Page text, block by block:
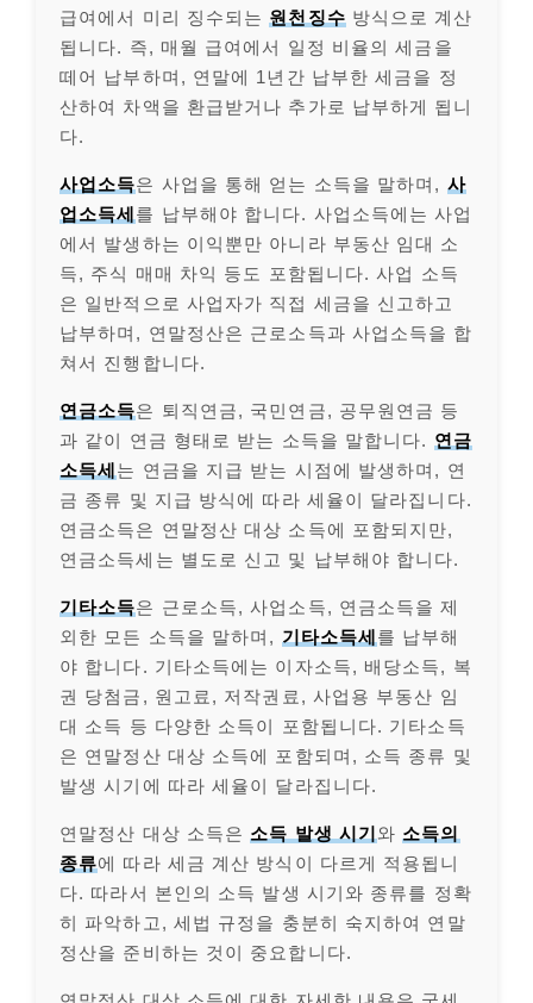
급여에서 미리 징수되는 원천징수 방식으로 계산
됩니다. 즉, 매월 급여에서 일정 비율의 세금을
떼어 납부하며, 연말에 1년간 납부한 세금을 정
산하여 차액을 환급받거나 추가로 납부하게 됩니
다.
사업소득은 사업을 통해 얻는 소득을 말하며, 사
업소득세 를 납부해야 합니다. 사업소득에는 사업
에서 발생하는 이익뿐만 아니라 부동산 임대 소
득, 주식 매매 차익 등도 포함됩니다. 사업 소득
은 일반적으로 사업자가 직접 세금을 신고하고
납부하며, 연말정산은 근로소득과 사업소득을 합
쳐서 진행합니다.
연금소득은 퇴직연금, 국민연금, 공무원연금 등
과 같이 연금 형태로 받는 소득을 말합니다. 연금
소득세 는 연금을 지급 받는 시점에 발생하며, 연
금 종류 및 지급 방식에 따라 세율이 달라집니다.
연금소득은 연말정산 대상 소득에 포함되지만,
연금소득세는 별도로 신고 및 납부해야 합니다.
기타소득은 근로소득, 사업소득, 연금소득을 제
외한 모든 소득을 말하며, 기타소득세 를 납부해
야 합니다. 기타소득에는 이자소득, 배당소득, 복
권 당첨금, 원고료, 저작권료, 사업용 부동산 임
대 소득 등 다양한 소득이 포함됩니다. 기타소득
은 연말정산 대상 소득에 포함되며, 소득 종류 및
발생 시기에 따라 세율이 달라집니다.
연말정산 대상 소득은 소득 발생 시기 와 소득의
종류에 따라 세금 계산 방식이 다르게 적용됩니
다. 따라서 본인의 소득 발생 시기와 종류를 정확
히 파악하고, 세법 규정을 충분히 숙지하여 연말
정산을 준비하는 것이 중요합니다.